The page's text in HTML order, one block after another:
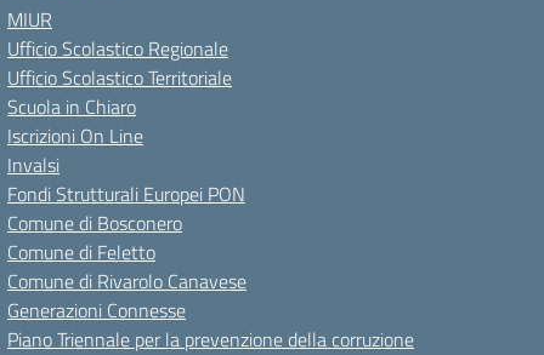
MIUR
Ufficio Scolastico Regionale
Ufficio Scolastico Territoriale
Scuola in Chiaro
Iscrizioni On Line
Invalsi
Fondi Strutturali Europei PON
Comune di Bosconero
Comune di Feletto
Comune di Rivarolo Canavese
Generazioni Connesse
Piano Triennale per la prevenzione della corruzione